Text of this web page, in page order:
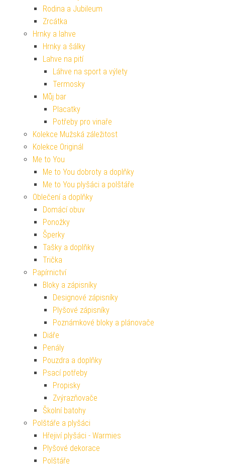
Rodina a Jubileum
Zrcátka
Hrnky a lahve
Hrnky a šálky
Lahve na pití
Láhve na sport a výlety
Termosky
Můj bar
Placatky
Potřeby pro vinaře
Kolekce Mužská záležitost
Kolekce Originál
Me to You
Me to You dobroty a doplňky
Me to You plyšáci a polštáře
Oblečení a doplňky
Domácí obuv
Ponožky
Šperky
Tašky a doplňky
Trička
Papírnictví
Bloky a zápisníky
Designové zápisníky
Plyšové zápisníky
Poznámkové bloky a plánovače
Diáře
Penály
Pouzdra a doplňky
Psací potřeby
Propisky
Zvýrazňovače
Školní batohy
Polštáře a plyšáci
Hřejiví plyšáci - Warmies
Plyšové dekorace
Polštáře